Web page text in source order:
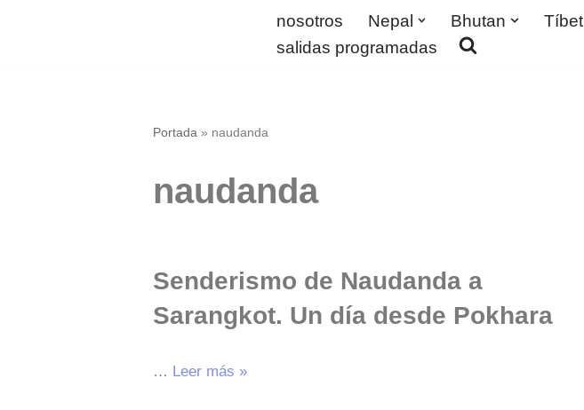
nosotros Nepal Bhutan Tíbet
salidas programadas
Portada » naudanda
naudanda
Senderismo de Naudanda a
Sarangkot. Un día desde Pokhara
… Leer más »